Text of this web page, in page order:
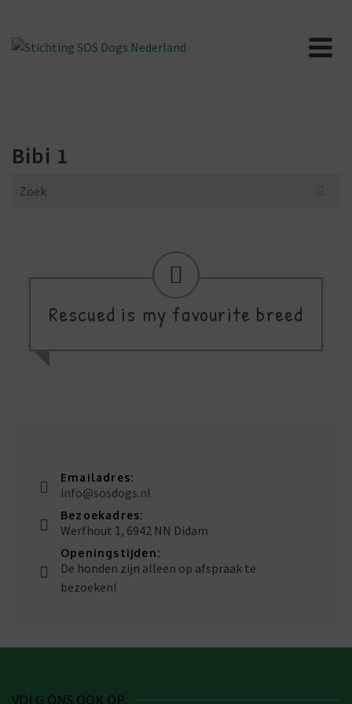
Bibi 1
Search
Rescued is my favourite breed
Emailadres:
info@sosdogs.nl
Bezoekadres:
Werfhout 1, 6942 NN Didam
Openingstijden:
De honden zijn alleen op afspraak te
bezoeken!
VOLG ONS OOK OP: